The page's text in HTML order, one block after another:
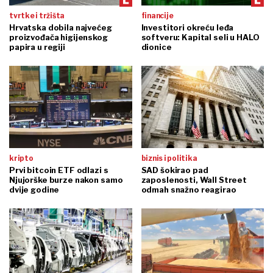
tvrtke i tržišta
Hrvatska dobila najvećeg
proizvođača higijenskog
papira u regiji
financije
Investitori okreću leđa
softveru: Kapital seli u HALO
dionice
kripto
Prvi bitcoin ETF odlazi s
Njujorške burze nakon samo
dvije godine
biznis i politika
SAD šokirao pad
zaposlenosti, Wall Street
odmah snažno reagirao